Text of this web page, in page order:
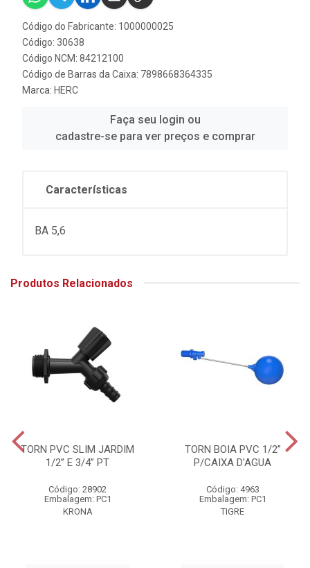
Código do Fabricante: 1000000025
Código: 30638
Código NCM: 84212100
Código de Barras da Caixa: 7898668364335
Marca: HERC
Faça seu login ou
cadastre-se para ver preços e comprar
Características
BA 5,6
Produtos Relacionados
TORN PVC SLIM JARDIM
1/2” E 3/4” PT
Código: 28902
Embalagem: PC1
KRONA
TORN BOIA PVC 1/2”
P/CAIXA D'AGUA
Código: 4963
Embalagem: PC1
TIGRE